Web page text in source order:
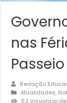
nas
Redação
Atualidades,
63